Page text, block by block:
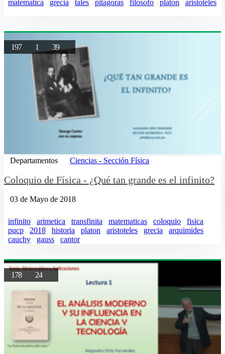
matematica grecia tales pitagoras filosofo platon aristoteles
197 1 39
Departamentos Ciencias - Sección Física
Coloquio de Física - ¿Qué tan grande es el infinito?
03 de Mayo de 2018
infinito arimetica transfinita matematicas coloquio
fisica
pucp
2018 historia platon aristoteles grecia
arquimides
cauchy
gauss cantor
178 24